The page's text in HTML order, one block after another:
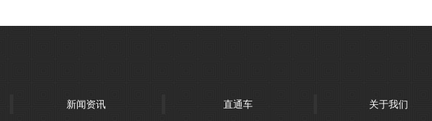
新闻资讯 直通车 关于我们